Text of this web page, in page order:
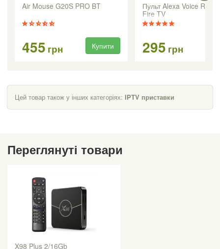
Air Mouse G20S PRO BT
455 грн Купити
Пульт Alexa Voice
Fire TV
295 грн
Цей товар також у інших категоріях: IPTV приставки
Переглянуті товари
X98 Plus 2/16Gb